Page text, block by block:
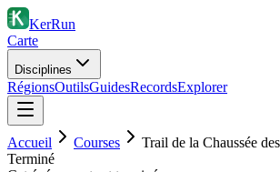
KerRun
Carte
Disciplines
RégionsOutilsGuidesRecordsExplorer
Accueil Courses
Trail de la Chaussée
Terminé